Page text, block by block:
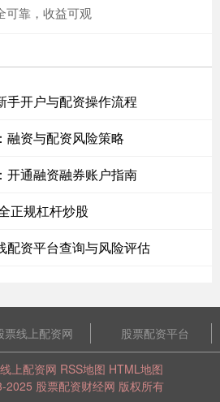
可靠，收益可观
手开户与配资操作流程
融资与配资风险策略
开通融资融券账户指南
正规杠杆炒股
配资平台查询与风险评估
票线上配资网 股票配资平台
上配资网 RSS地图 HTML地图
2025 股票配资财经网 版权所有